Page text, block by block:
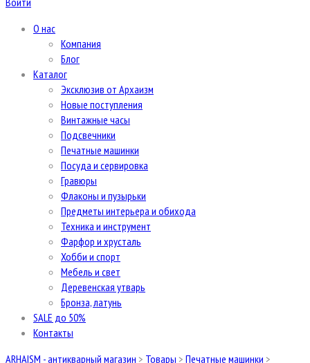
О нас
Компания
Блог
Каталог
Эксклюзив от Архаизм
Новые поступления
Винтажные часы
Подсвечники
Печатные машинки
Посуда и сервировка
Гравюры
Флаконы и пузырьки
Предметы интерьера и обихода
Техника и инструмент
Фарфор и хрусталь
Хобби и спорт
Мебель и свет
Деревенская утварь
Бронза, латунь
SALE до 50%
Контакты
ARHAISM - антикварный магазин > Товары > Печатные машинки >